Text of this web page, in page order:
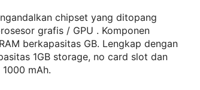
chipset yang ditopang
grafis / GPU . Komponen
berkapasitas GB. Lengkap dengan
1GB storage, no card slot dan
mAh.